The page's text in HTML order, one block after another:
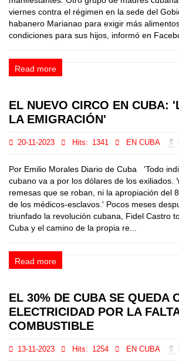
viernes contra el régimen en la sede del
habanero Marianao para exigir más
condiciones para sus hijos, informó en
Read more
EL NUEVO CIRCO EN CUBA:
LA EMIGRACIÓN'
20-11-2023 Hits: 1341 EN CUBA
Por Emilio Morales Diario de Cuba 'Todo
cubano va a por los dólares de los exiliados.
remesas que se roban, ni la apropiación del
de los médicos-esclavos.' Pocos meses
triunfado la revolución cubana, Fidel Castro
Cuba y el camino de la propia re...
Read more
EL 30% DE CUBA SE QUEDA
ELECTRICIDAD POR LA
COMBUSTIBLE
13-11-2023 Hits: 1254 EN CUBA